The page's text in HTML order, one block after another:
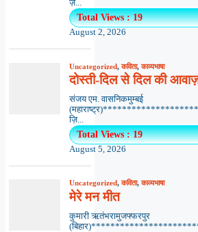
ज़...
Total Views : 19
August 2, 2026
Uncategorized,कविता,काव्यभाषा
दोस्ती-दिल से दिल की
संजय एम. वासनिकमुम्बई
ज़ि...
Total Views : 19
August 5, 2026
Uncategorized,कविता,काव्यभाषा
मेरे मन मीत
कुमारी ऋतंभरामुजफ्फरपुर